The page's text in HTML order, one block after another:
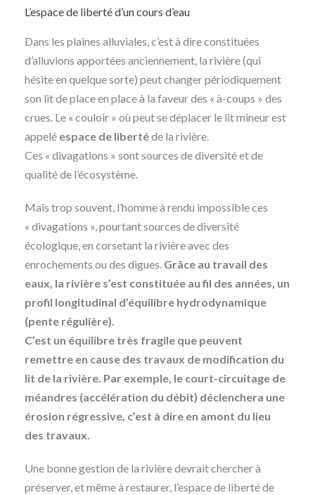
L’espace de liberté d’un cours d’eau
Dans les plaines alluviales, c’est à dire constituées
d’alluvions apportées anciennement, la rivière (qui
hésite en quelque sorte) peut changer périodiquement
son lit de place en place à la faveur des « à-coups » des
crues. Le « couloir » où peut se déplacer le lit mineur est
appelé espace de libertéde la rivière.
Ces « divagations » sont sources de diversité et de
qualité de l’écosystème.
Mais trop souvent, l’homme à rendu impossible ces
« divagations », pourtant sources de diversité
écologique, en corsetant la rivière avec des
enrochements ou des digues. Grâce au travail des
eaux, la rivière s’est constituée au fil des années, un
profil longitudinal d’équilibre hydrodynamique
(pente régulière).
C’est un équilibre très fragile que peuvent
remettre en cause des travaux de modification du
lit de la rivière. Par exemple, le court-circuitage de
méandres (accélération du débit) déclenchera une
érosion régressive, c’est à dire en amont du lieu
des travaux.
Une bonne gestion de la rivière devrait chercher à
préserver, et même à restaurer, l’espace de liberté de